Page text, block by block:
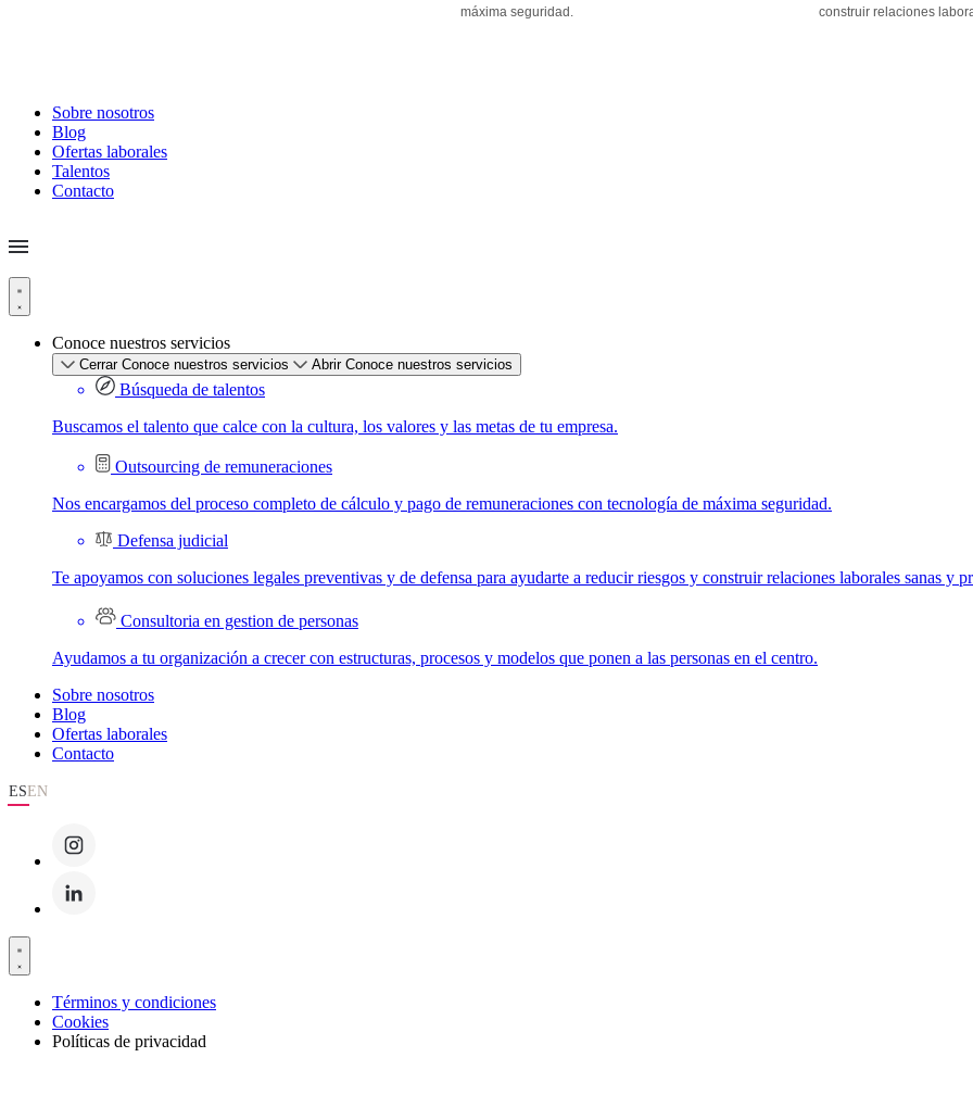
máxima seguridad.
construir relaciones
Sobre nosotros
Blog
Ofertas laborales
Talentos
Contacto
Conoce nuestros servicios
Cerrar Conoce nuestros servicios Abrir Conoce nuestros servicios
Búsqueda de talentos
Buscamos el talento que calce con la cultura, los valores y las metas de tu empresa.
Outsourcing de remuneraciones
Nos encargamos del proceso completo de cálculo y pago de remuneraciones con tecnología de máxima seguridad.
Defensa judicial
Te apoyamos con soluciones legales preventivas y de defensa para ayudarte a reducir riesgos y construir relaciones laborales sanas y
Consultoria en gestion de personas
Ayudamos a tu organización a crecer con estructuras, procesos y modelos que ponen a las personas en el centro.
Sobre nosotros
Blog
Ofertas laborales
Contacto
ESEN
Términos y condiciones
Cookies
Políticas de privacidad